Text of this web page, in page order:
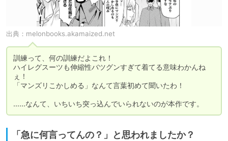
出典： melonbooks.akamaized.net
訓練って、何の訓練だよこれ！
ハイレグスーツも伸縮性バツグンすぎて着てる意味わかんね
ぇ！
「マンズリこかしめる」なんて言葉初めて聞いたわ！
……なんて、いちいち突っ込んでいられないのが本作です。
「急に何言ってんの？」と思われましたか？